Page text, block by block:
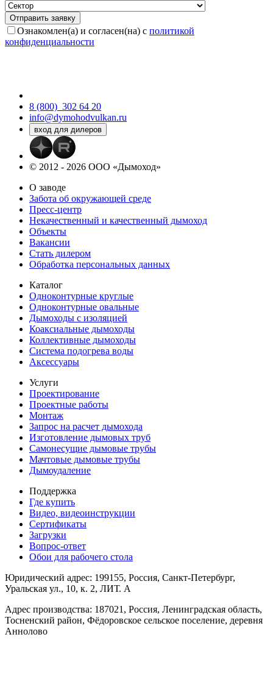
Ознакомлен(а) и согласен(на) с политикой
конфиденциальности
8 (800) 302 64 20
info@dymohodvulkan.ru
© 2012 - 2026 ООО «Дымоход»
О заводе
Забота об окружающей среде
Пресс-центр
Некачественный и качественный дымоход
Объекты
Вакансии
Стать дилером
Обработка персональных данных
Каталог
Одноконтурные круглые
Одноконтурные овальные
Дымоходы с изоляцией
Коаксиальные дымоходы
Коллективные дымоходы
Система подогрева воды
Аксессуары
Услуги
Проектирование
Проектные работы
Монтаж
Запрос на расчет дымохода
Изготовление дымовых труб
Самонесущие дымовые трубы
Мачтовые дымовые трубы
Дымоудаление
Поддержка
Где купить
Видео, видеоинструкции
Сертификаты
Загрузки
Вопрос-ответ
Обои для рабочего стола
Юридический адрес: 199155, Россия, Санкт-Петербург,
Уральская ул., 10, к. 2, ЛИТ. А
Адрес производства: 187021, Россия, Ленинградская область,
Тосненский район, Фёдоровское сельское поселение, деревня
Аннолово